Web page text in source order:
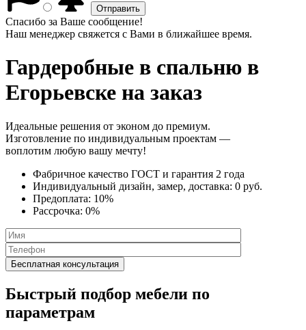
Спасибо за Ваше сообщение!
Наш менеджер свяжется с Вами в ближайшее время.
Гардеробные в спальню в
Егорьевске на заказ
Идеальные решения от эконом до премиум.
Изготовление по индивидуальным проектам —
воплотим любую вашу мечту!
Фабричное качество ГОСТ и гарантия 2 года
Индивидуальный дизайн, замер, доставка: 0 руб.
Предоплата: 10%
Рассрочка: 0%
Быстрый подбор мебели по
параметрам